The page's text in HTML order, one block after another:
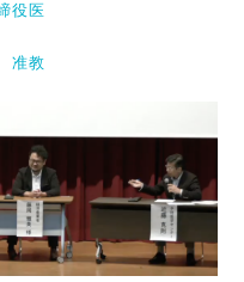
役医
准教